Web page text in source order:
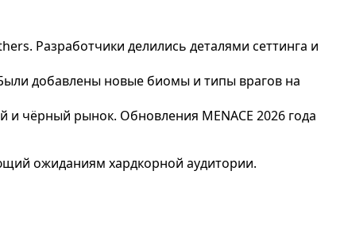
Разработчики делились деталями сеттинга и
добавлены новые биомы и типы врагов на
чёрный рынок. Обновления MENACE 2026 года
ожиданиям хардкорной аудитории.